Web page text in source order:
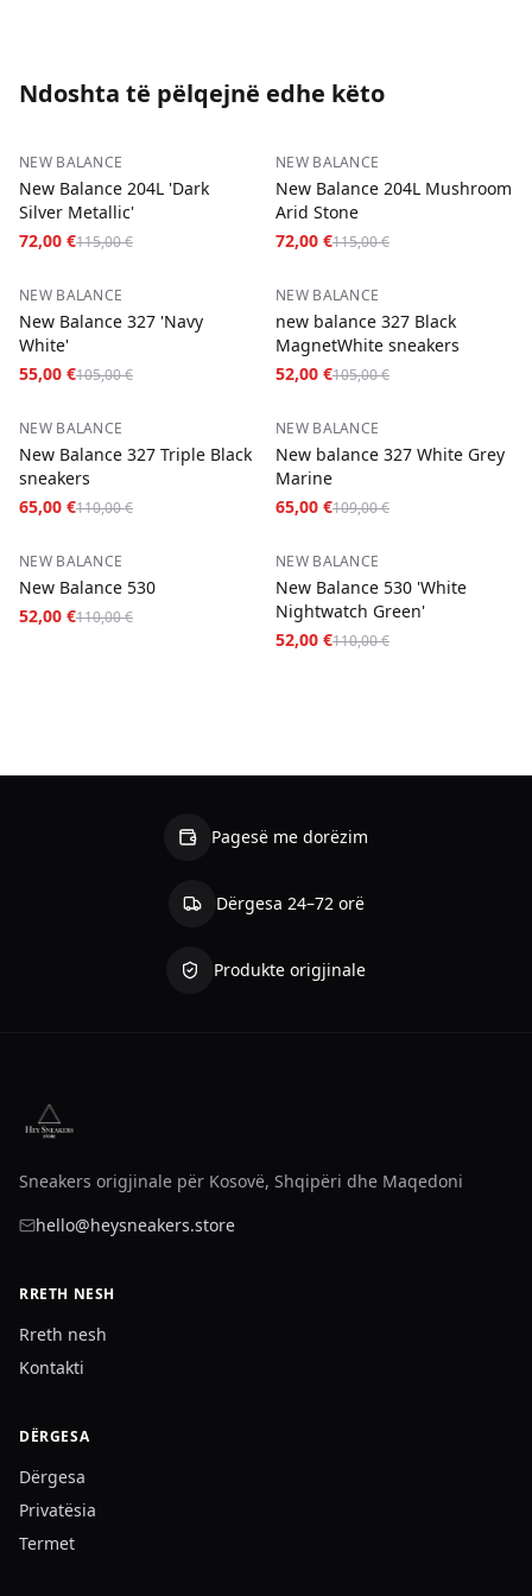
Ndoshta të pëlqejnë edhe këto
−37%
NEW BALANCE
New Balance 204L 'Dark
Silver Metallic'
72,00 €115,00 €
−37%
NEW BALANCE
New Balance 204L Mushroom
Arid Stone
72,00 €115,00 €
−48%
NEW BALANCE
New Balance 327 'Navy
White'
55,00 €105,00 €
−50%
NEW BALANCE
new balance 327 Black
MagnetWhite sneakers
52,00 €105,00 €
−41%
NEW BALANCE
New Balance 327 Triple Black
sneakers
65,00 €110,00 €
−40%
NEW BALANCE
New balance 327 White Grey
Marine
65,00 €109,00 €
−53%
NEW BALANCE
New Balance 530
52,00 €110,00 €
−53%
NEW BALANCE
New Balance 530 'White
Nightwatch Green'
52,00 €110,00 €
Pagesë me dorëzim
Dërgesa 24–72 orë
Produkte origjinale
Sneakers origjinale për Kosovë, Shqipëri dhe Maqedoni
hello@heysneakers.store
RRETH NESH
Rreth nesh
Kontakti
DËRGESA
Dërgesa
Privatësia
Termet